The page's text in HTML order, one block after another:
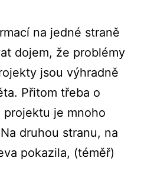
na jedné straně
dojem, že problémy
jsou výhradně
Přitom třeba o
je mnoho
druhou stranu, na
pokazila, (téměř)